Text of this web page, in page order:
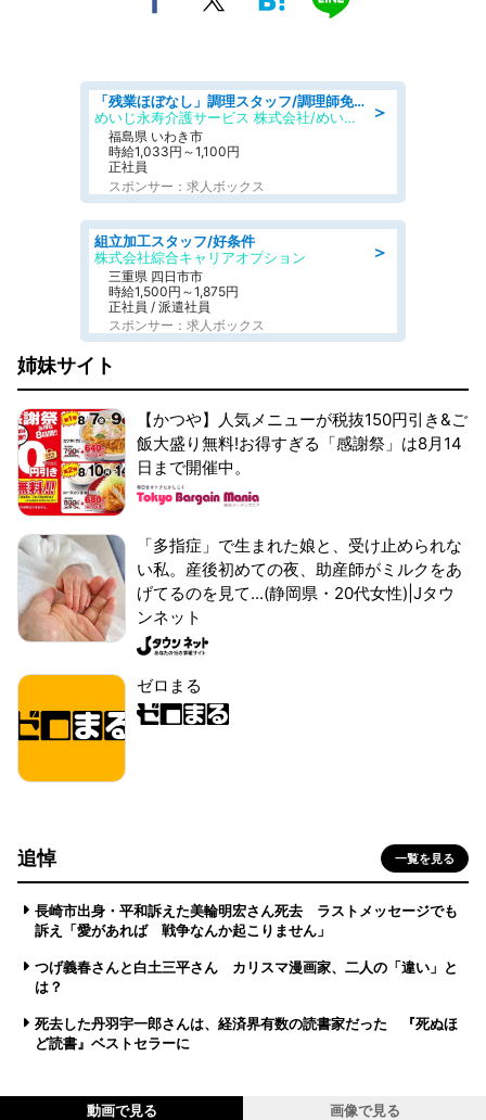
＞
「残業ほぼなし」調理スタッフ/調理師免許必須/正職員/日勤のみ/住宅型有料老人ホーム
めいじ永寿介護サービス 株式会社/めいじ永寿介護サービスセンター
福島県 いわき市
時給1,033円～1,100円
正社員
スポンサー：求人ボックス
＞
組立加工スタッフ/好条件
株式会社綜合キャリアオプション
三重県 四日市市
時給1,500円～1,875円
正社員 / 派遣社員
スポンサー：求人ボックス
姉妹サイト
【かつや】人気メニューが税抜150円引き&ご
飯大盛り無料!お得すぎる「感謝祭」は8月14
日まで開催中。
「多指症」で生まれた娘と、受け止められな
い私。産後初めての夜、助産師がミルクをあ
げてるのを見て...(静岡県・20代女性)|Jタウ
ンネット
ゼロまる
追悼 一覧を見る
長崎市出身・平和訴えた美輪明宏さん死去 ラストメッセージでも
訴え「愛があれば 戦争なんか起こりません」
つげ義春さんと白土三平さん カリスマ漫画家、二人の「違い」と
は？
死去した丹羽宇一郎さんは、経済界有数の読書家だった 『死ぬほ
ど読書』ベストセラーに
動画で見る 画像で見る